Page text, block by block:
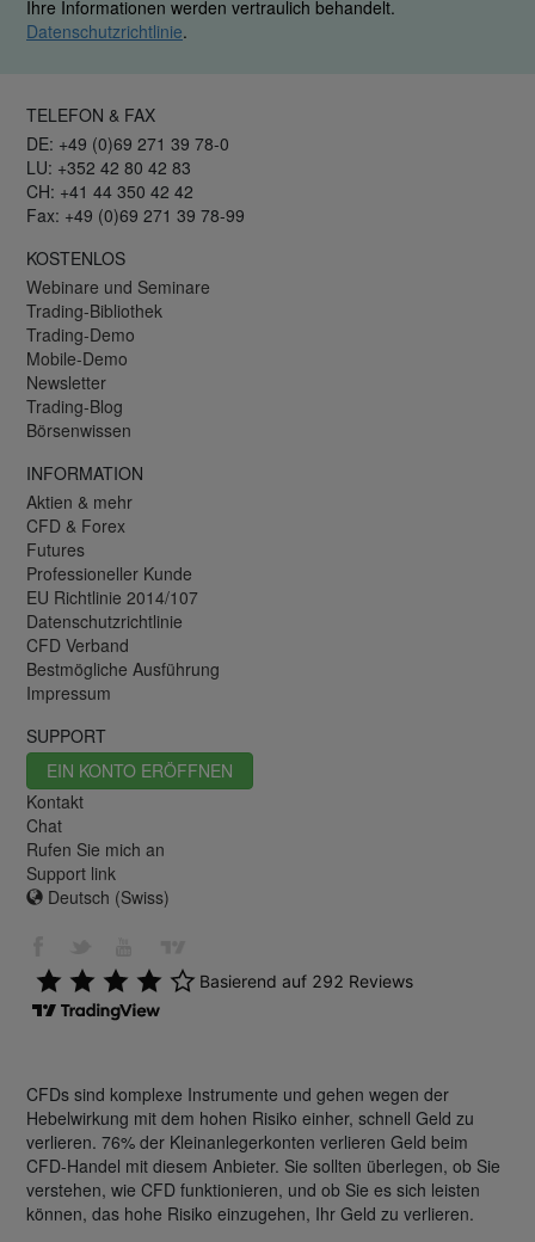
Ihre Informationen werden vertraulich behandelt.
Datenschutzrichtlinie.
TELEFON & FAX
DE: +49 (0)69 271 39 78-0
LU: +352 42 80 42 83
CH: +41 44 350 42 42
Fax: +49 (0)69 271 39 78-99
KOSTENLOS
Webinare und Seminare
Trading-Bibliothek
Trading-Demo
Mobile-Demo
Newsletter
Trading-Blog
Börsenwissen
INFORMATION
Aktien & mehr
CFD & Forex
Futures
Professioneller Kunde
EU Richtlinie 2014/107
Datenschutzrichtlinie
CFD Verband
Bestmögliche Ausführung
Impressum
SUPPORT
EIN KONTO ERÖFFNEN
Kontakt
Chat
Rufen Sie mich an
Support link
Deutsch (Swiss)
CFDs sind komplexe Instrumente und gehen wegen der
Hebelwirkung mit dem hohen Risiko einher, schnell Geld zu
verlieren. 76% der Kleinanlegerkonten verlieren Geld beim
CFD-Handel mit diesem Anbieter. Sie sollten überlegen, ob Sie
verstehen, wie CFD funktionieren, und ob Sie es sich leisten
können, das hohe Risiko einzugehen, Ihr Geld zu verlieren.